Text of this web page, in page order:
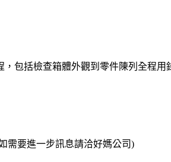
，包括檢查箱體外觀到零件陳列全程用
需要進一步訊息請洽好媽公司)